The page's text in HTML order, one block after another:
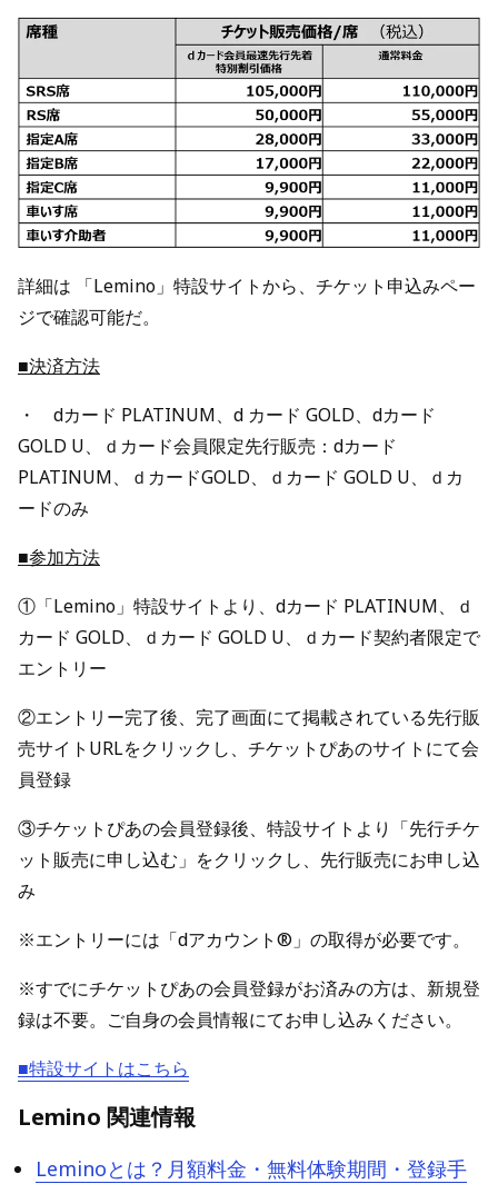
詳細は 「Lemino」特設サイトから、チケット申込みペー
ジで確認可能だ。
■決済方法
・ dカード PLATINUM、d カード GOLD、dカード
GOLD U、ｄカード会員限定先行販売：dカード
PLATINUM、ｄカードGOLD、ｄカード GOLD U、ｄカ
ードのみ
■参加方法
①「Lemino」特設サイトより、dカード PLATINUM、ｄ
カード GOLD、ｄカード GOLD U、ｄカード契約者限定で
エントリー
②エントリー完了後、完了画面にて掲載されている先行販
売サイトURLをクリックし、チケットぴあのサイトにて会
員登録
③チケットぴあの会員登録後、特設サイトより「先行チケ
ット販売に申し込む」をクリックし、先行販売にお申し込
み
※エントリーには「dアカウント®」の取得が必要です。
※すでにチケットぴあの会員登録がお済みの方は、新規登
録は不要。ご自身の会員情報にてお申し込みください。
■特設サイトはこちら
Lemino 関連情報
Leminoとは？月額料金・無料体験期間・登録手